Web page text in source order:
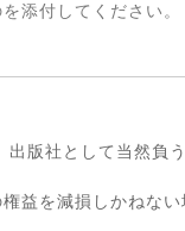
添付してください。
版社として当然負
益を減損しかねな